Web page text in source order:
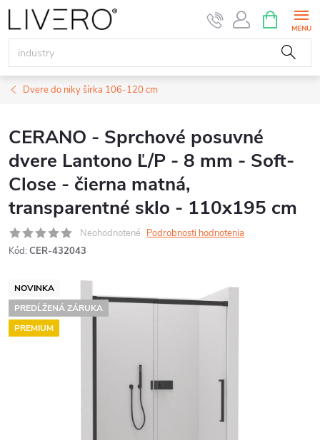
Prejsť
na
obsah
KOŠÍK
Dvere do niky šírka 106-120 cm
CERANO - Sprchové posuvné
dvere Lantono Ľ/P - 8 mm - Soft-
Close - čierna matná,
transparentné sklo - 110x195 cm
Neohodnotené Podrobnosti hodnotenia
Kód: CER-432043
NOVINKA
PREDĹŽENÁ ZÁRUKA
PREMIUM